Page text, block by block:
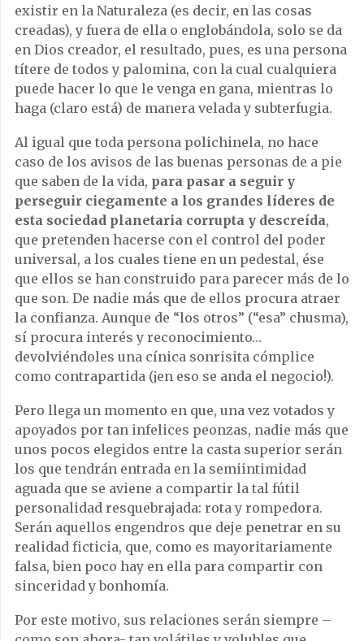
existir en la Naturaleza (es decir, en las cosas
creadas), y fuera de ella o englobándola, solo se da
en Dios creador, el resultado, pues, es una persona
títere de todos y palomina, con la cual cualquiera
puede hacer lo que le venga en gana, mientras lo
haga (claro está) de manera velada y subterfugia.
Al igual que toda persona polichinela, no hace
caso de los avisos de las buenas personas de a pie
que saben de la vida, para pasar a seguir y
perseguir ciegamente a los grandes líderes de
esta sociedad planetaria corrupta y descreída,
que pretenden hacerse con el control del poder
universal, a los cuales tiene en un pedestal, ése
que ellos se han construido para parecer más de lo
que son. De nadie más que de ellos procura atraer
la confianza. Aunque de “los otros” (“esa” chusma),
sí procura interés y reconocimiento…
devolviéndoles una cínica sonrisita cómplice
como contrapartida (¡en eso se anda el negocio!).
Pero llega un momento en que, una vez votados y
apoyados por tan infelices peonzas, nadie más que
unos pocos elegidos entre la casta superior serán
los que tendrán entrada en la semiintimidad
aguada que se aviene a compartir la tal fútil
personalidad resquebrajada: rota y rompedora.
Serán aquellos engendros que deje penetrar en su
realidad ficticia, que, como es mayoritariamente
falsa, bien poco hay en ella para compartir con
sinceridad y bonhomía.
Por este motivo, sus relaciones serán siempre –